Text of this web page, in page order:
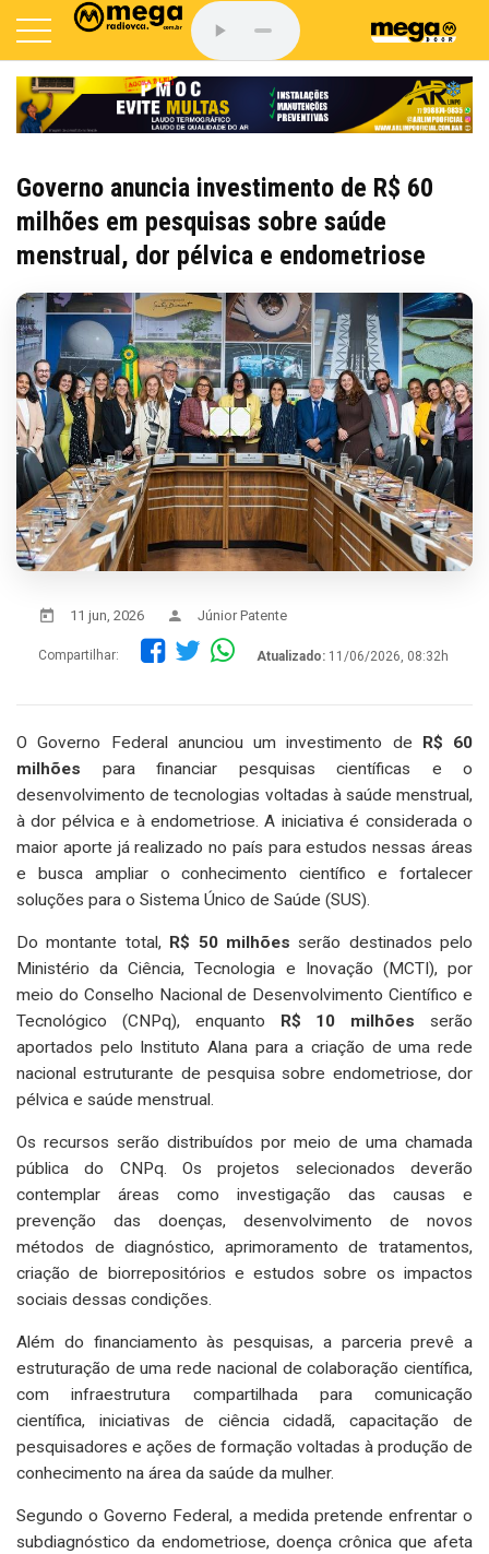
Governo anuncia investimento de R$ 60
milhões em pesquisas sobre saúde
menstrual, dor pélvica e endometriose
11 jun, 2026 Júnior Patente
Compartilhar: Atualizado: 11/06/2026, 08:32h
O Governo Federal anunciou um investimento de
R$ 60
milhões para financiar pesquisas científicas e o
desenvolvimento de tecnologias voltadas à saúde menstrual,
à dor pélvica e à endometriose. A iniciativa é considerada o
maior aporte já realizado no país para estudos nessas áreas
e busca ampliar o conhecimento científico e fortalecer
soluções para o Sistema Único de Saúde (SUS).
Do montante total, R$ 50 milhões serão destinados pelo
Ministério da Ciência, Tecnologia e Inovação (MCTI), por
meio do Conselho Nacional de Desenvolvimento Científico e
Tecnológico (CNPq), enquanto
R$ 10 milhões serão
aportados pelo Instituto Alana para a criação de uma rede
nacional estruturante de pesquisa sobre endometriose, dor
pélvica e saúde menstrual.
Os recursos serão distribuídos por meio de uma chamada
pública do CNPq. Os projetos selecionados deverão
contemplar áreas como investigação das causas e
prevenção das doenças, desenvolvimento de novos
métodos de diagnóstico, aprimoramento de tratamentos,
criação de biorrepositórios e estudos sobre os impactos
sociais dessas condições.
Além do financiamento às pesquisas, a parceria prevê a
estruturação de uma rede nacional de colaboração científica,
com infraestrutura compartilhada para comunicação
científica, iniciativas de ciência cidadã, capacitação de
pesquisadores e ações de formação voltadas à produção de
conhecimento na área da saúde da mulher.
Segundo o Governo Federal, a medida pretende enfrentar o
subdiagnóstico da endometriose, doença crônica que afeta